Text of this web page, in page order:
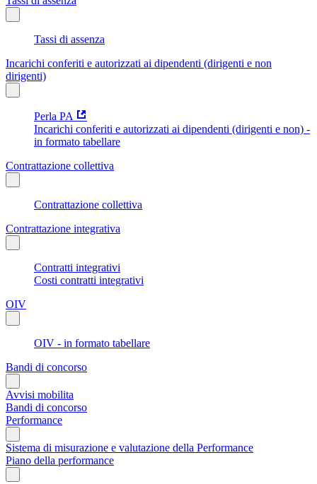
Tassi di assenza
Incarichi conferiti e autorizzati ai dipendenti (dirigenti e non
dirigenti)
Perla PA
Incarichi conferiti e autorizzati ai dipendenti (dirigenti e non) -
in formato tabellare
Contrattazione collettiva
Contrattazione collettiva
Contrattazione integrativa
Contratti integrativi
Costi contratti integrativi
OIV
OIV - in formato tabellare
Bandi di concorso
Avvisi mobilita
Bandi di concorso
Performance
Sistema di misurazione e valutazione della Performance
Piano della performance